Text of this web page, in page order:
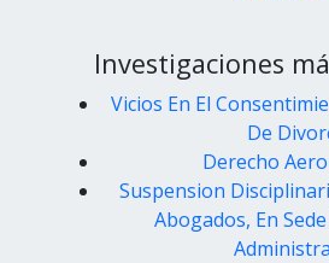
Investigaciones
Vicios En El
De
Derecho
Suspension
Abogados, En